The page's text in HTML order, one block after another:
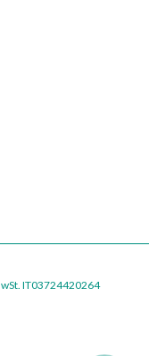
IT03724420264